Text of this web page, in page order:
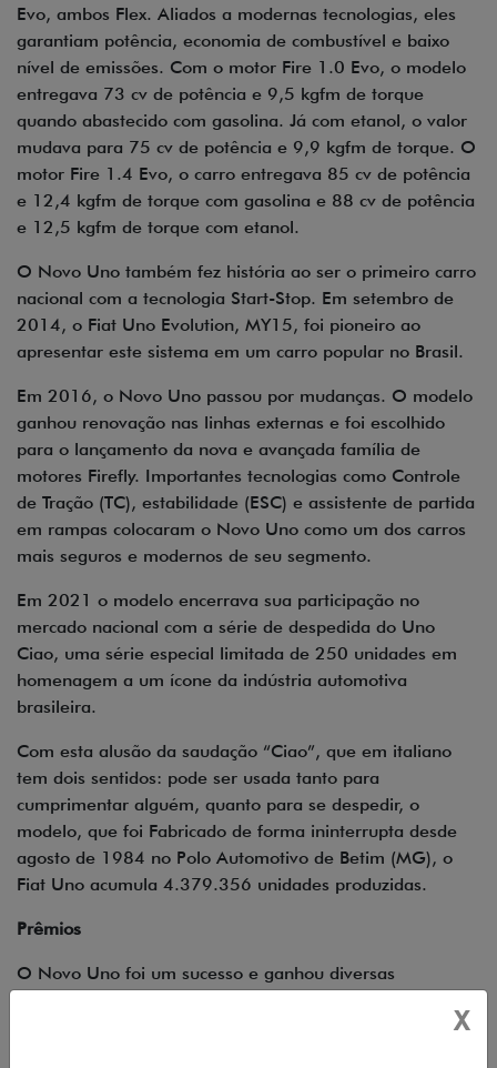
Evo, ambos Flex. Aliados a modernas tecnologias, eles
garantiam potência, economia de combustível e baixo
nível de emissões. Com o motor Fire 1.0 Evo, o modelo
entregava 73 cv de potência e 9,5 kgfm de torque
quando abastecido com gasolina. Já com etanol, o valor
mudava para 75 cv de potência e 9,9 kgfm de torque. O
motor Fire 1.4 Evo, o carro entregava 85 cv de potência
e 12,4 kgfm de torque com gasolina e 88 cv de potência
e 12,5 kgfm de torque com etanol.
O Novo Uno também fez história ao ser o primeiro carro
nacional com a tecnologia Start-Stop. Em setembro de
2014, o Fiat Uno Evolution, MY15, foi pioneiro ao
apresentar este sistema em um carro popular no Brasil.
Em 2016, o Novo Uno passou por mudanças. O modelo
ganhou renovação nas linhas externas e foi escolhido
para o lançamento da nova e avançada família de
motores Firefly. Importantes tecnologias como Controle
de Tração (TC), estabilidade (ESC) e assistente de partida
em rampas colocaram o Novo Uno como um dos carros
mais seguros e modernos de seu segmento.
Em 2021 o modelo encerrava sua participação no
mercado nacional com a série de despedida do Uno
Ciao, uma série especial limitada de 250 unidades em
homenagem a um ícone da indústria automotiva
brasileira.
Com esta alusão da saudação “Ciao”, que em italiano
tem dois sentidos: pode ser usada tanto para
cumprimentar alguém, quanto para se despedir, o
modelo, que foi Fabricado de forma ininterrupta desde
agosto de 1984 no Polo Automotivo de Betim (MG), o
Fiat Uno acumula 4.379.356 unidades produzidas.
Prêmios
O Novo Uno foi um sucesso e ganhou diversas
X